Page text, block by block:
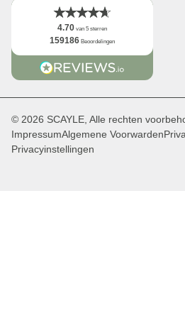
4.70 van 5 sterren
159186 Beoordelingen
© 2026 SCAYLE, Alle rechten
ImpressumAlgemene Voorwarden
Privacyinstellingen